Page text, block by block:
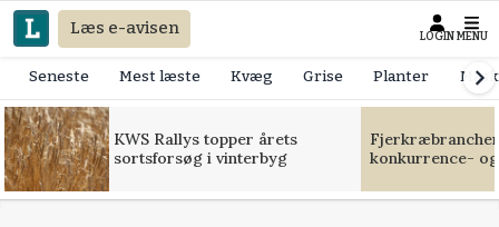
Læs e-avisen LOGIN MENU
Seneste Mest læste Kvæg Grise Planter
KWS Rallys topper årets
sortsforsøg i vinterbyg
konkurrence-